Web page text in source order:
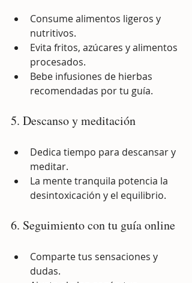
Consume alimentos ligeros y
nutritivos.
Evita fritos, azúcares y alimentos
procesados.
Bebe infusiones de hierbas
recomendadas por tu guía.
5. Descanso y meditación
Dedica tiempo para descansar y
meditar.
La mente tranquila potencia la
desintoxicación y el equilibrio.
6. Seguimiento con tu guía online
Comparte tus sensaciones y
dudas.